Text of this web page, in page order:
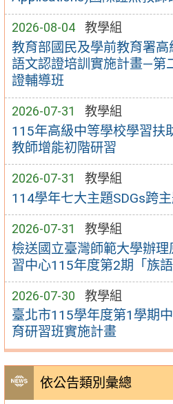
2026-08-04 教學組
教育部國民及學前教育署
語文認證培訓實施計畫—第
證輔導班
2026-07-31 教學組
115年高級中等學校學習扶
教師增能初階研習
2026-07-31 教學組
114學年七大主題SDGs跨
2026-07-31 教學組
檢送國立臺灣師範大學辦
習中心115年度第2期「族
2026-07-30 教學組
臺北市115學年度第1學期
育研習班實施計畫
依公告類別彙總